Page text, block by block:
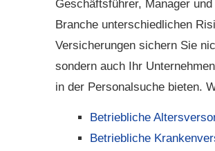
Geschäftsführer, Manager
Branche unterschiedlichen
Versicherungen sichern Sie
sondern auch Ihr
in der Personalsuche bieten.
Betriebliche
Betriebliche